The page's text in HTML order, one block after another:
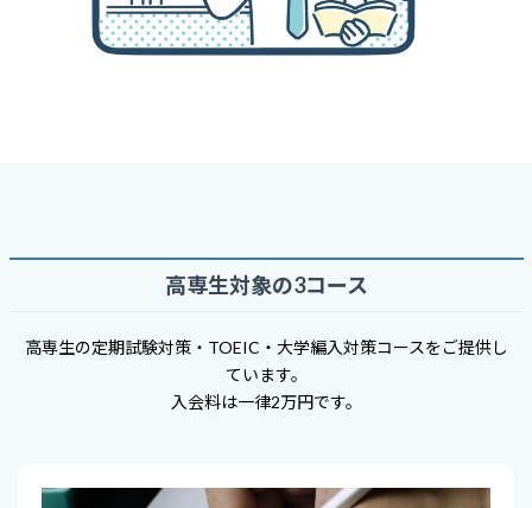
高専生対象の3コース
高専生の定期試験対策・TOEIC・大学編入対策コースをご提供し
ています。
入会料は一律2万円です。